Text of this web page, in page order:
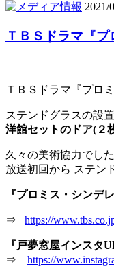
2021/
ＴＢＳドラマ『
ＴＢＳドラマ『プロ
ステンドグラスの設
洋館セットのドア(２
久々の美術協力でし
放送初回から ステン
『プロミス・シンデ
⇒ https://
『戸夢窓屋インスタ
⇒ https://